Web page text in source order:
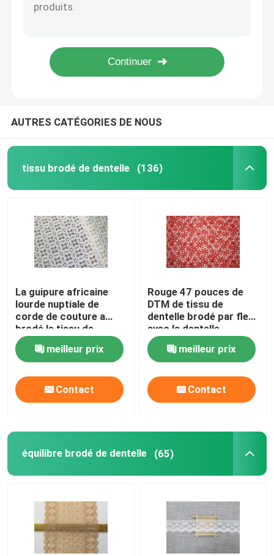
Tissu coloré multi de dentelle
Corrections brodées d'Applique
Applique de collier de dentelle
Tissu brodé de dentelle de maille
tissu de dentelle de la fleur 3D
Tissu perlé de dentelle
Tissu de dentelle de paillette
Tissu en nylon de dentelle
Tissu de dentelle de coton
dentelle de polyester
AUTRES CATÉGORIES DE NOUS
tissu brodé de dentelle (136)
La guipure africaine
lourde nuptiale de
corde de couture a
brodé le tissu de
dentelle pour
l'OEM/ODM de robe de
femmes
meilleur prix
Contact
Rouge 47 pouces de
DTM de tissu de
dentelle brodé par fleur
avec la dentelle
africaine de corde par
l'azo librement
meilleur prix
Contact
équilibre brodé de dentelle (65)